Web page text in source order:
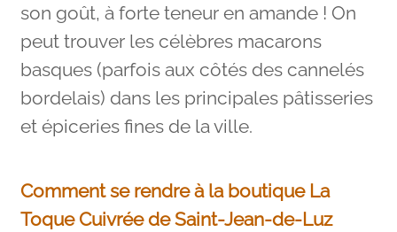
son goût, à forte teneur en amande ! On
peut trouver les célèbres macarons
basques (parfois aux côtés des cannelés
bordelais) dans les principales pâtisseries
et épiceries fines de la ville.
Comment se rendre à la boutique La
Toque Cuivrée de Saint-Jean-de-Luz